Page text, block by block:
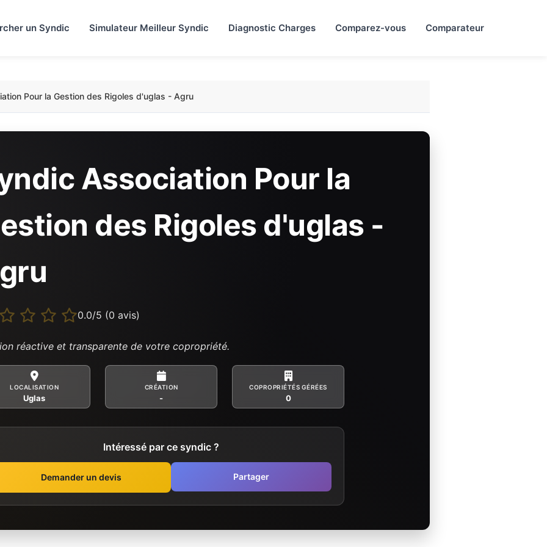
un Syndic Simulateur Meilleur Syndic Diagnostic Charges Comparez-vous Comparateur
Pour la Gestion des Rigoles d'uglas - Agru
Association Pour la
des Rigoles d'uglas -
0.0/5 (0 avis)
réactive et transparente de votre copropriété.
LOCALISATION
Uglas
CRÉATION
-
COPROPRIÉTÉS GÉRÉES
0
Intéressé par ce syndic ?
Demander un devis Partager